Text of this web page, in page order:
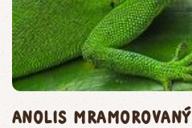
anolis mramorovaný